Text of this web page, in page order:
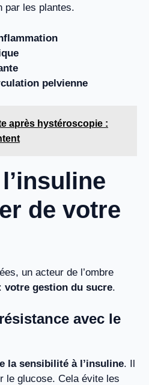
par les plantes.
pelvienne
après hystéroscopie :
de votre
un acteur de l’ombre
votre gestion du sucre.
avec le
la sensibilité à l’insuline. Il
le glucose. Cela évite les